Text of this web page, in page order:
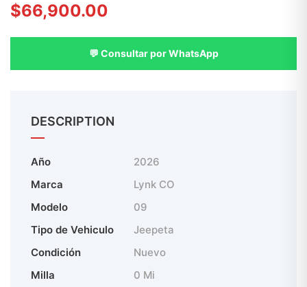
$66,900.00
💬 Consultar por WhatsApp
DESCRIPTION
Año
2026
Marca
Lynk CO
Modelo
09
Tipo de Vehiculo
Jeepeta
Condición
Nuevo
Milla
0 Mi